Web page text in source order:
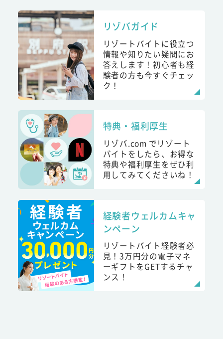
リゾバガイド
リゾートバイトに役立つ
情報や知りたい疑問にお
答えします！初心者も経
験者の方も今すぐチェッ
ク！
特典・福利厚生
リゾバ.com でリゾート
バイトをしたら、お得な
特典や福利厚生をぜひ利
用してみてくださいね！
経験者ウェルカムキャ
ンペーン
リゾートバイト経験者必
見！3万円分の電子マネ
ーギフトをGETするチャ
ンス！